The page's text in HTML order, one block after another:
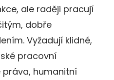
ale raději pracují
dobře
Vyžadují klidné,
pracovní
humanitní